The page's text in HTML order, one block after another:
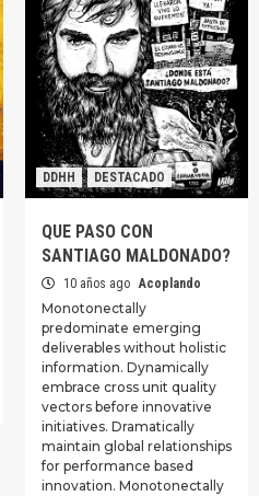
DDHH DESTACADO
QUE PASO CON
SANTIAGO MALDONADO?
10 años ago Acoplando
Monotonectally
predominate emerging
deliverables without holistic
information. Dynamically
embrace cross unit quality
vectors before innovative
initiatives. Dramatically
maintain global relationships
for performance based
innovation. Monotonectally